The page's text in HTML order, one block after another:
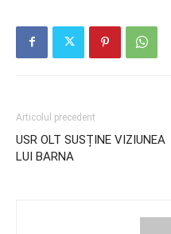
Articolul precedent
USR OLT SUSȚINE VIZIUNEA
LUI BARNA